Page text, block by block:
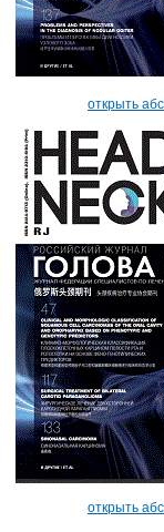
открыть
открыть